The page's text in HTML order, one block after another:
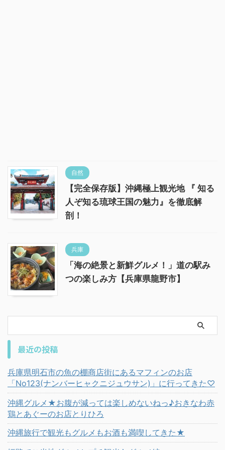
自然
【完全保存版】沖縄極上観光地 『 知る
人ぞ知る琉球王国の魅力』を徹底解
剖！
兵庫
「海の絶景と新鮮グルメ！」道の駅み
つの楽しみ方【兵庫県龍野市】
最近の投稿
兵庫県明石市の魚の棚商店街にあるマフィンのお店
「No123(ナンバーヒャクニジュウサン)」に行ってきた♡
沖縄グルメ★お腹が減っては楽しめないねっ♪おきなわ赤
鶏とあぐーのお店とりひろ
沖縄旅行で観光もグルメもお酒も満喫してきた★